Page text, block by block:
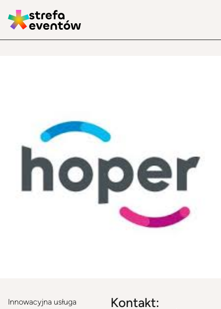
Innowacyjna usługa
Kontakt: